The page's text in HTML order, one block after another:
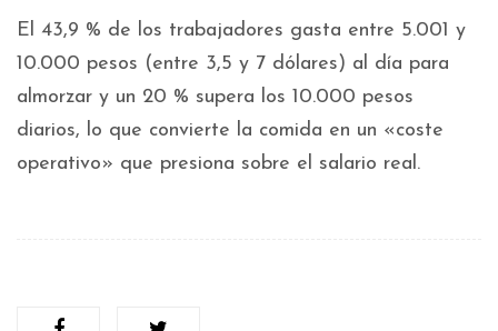
El 43,9 % de los trabajadores gasta entre 5.001 y
10.000 pesos (entre 3,5 y 7 dólares) al día para
almorzar y un 20 % supera los 10.000 pesos
diarios, lo que convierte la comida en un «coste
operativo» que presiona sobre el salario real.